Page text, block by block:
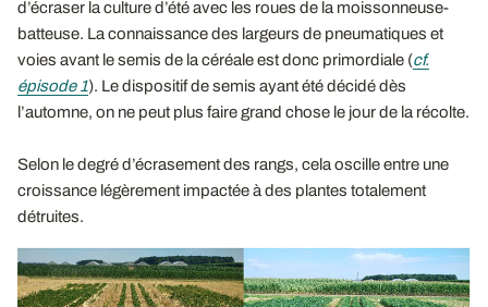
d’écraser la culture d’été avec les roues de la moissonneuse-
batteuse. La connaissance des largeurs de pneumatiques et
voies avant le semis de la céréale est donc primordiale (cf.
épisode 1). Le dispositif de semis ayant été décidé dès
l’automne, on ne peut plus faire grand chose le jour de la récolte.
Selon le degré d’écrasement des rangs, cela oscille entre une
croissance légèrement impactée à des plantes totalement
détruites.